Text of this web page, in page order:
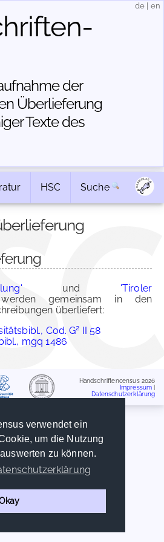
verwendet ein
um die Nutzung
zu können.
der
Über­lieferung
Texte des
de en
HSC Suche
und 'Tiroler
gemeinsam in den
überliefert:
Cod. G2 II 58
mgq 1486
Handschriftencensus 2026
Impressum
Datenschutzerklärung